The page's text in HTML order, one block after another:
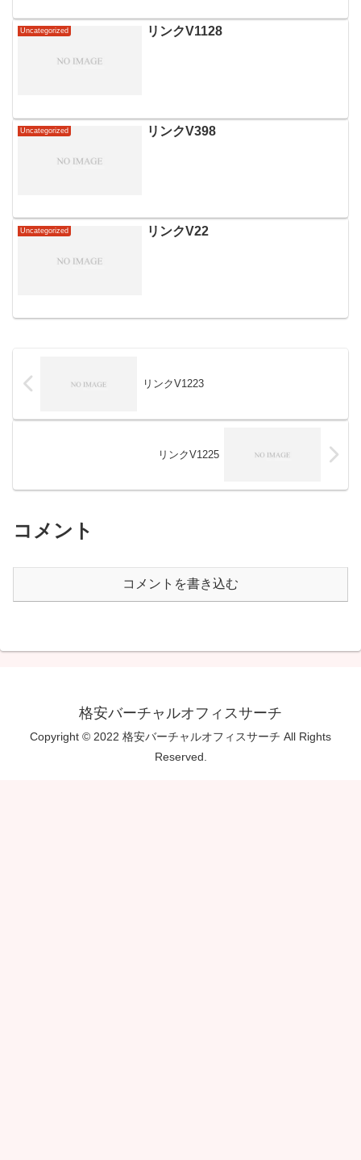
Uncategorized リンクV1128
Uncategorized リンクV398
Uncategorized リンクV22
リンクV1223
リンクV1225
コメント
コメントを書き込む
格安バーチャルオフィスサーチ
Copyright © 2022 格安バーチャルオフィスサーチ All Rights
Reserved.